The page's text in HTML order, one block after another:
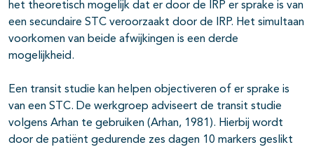
het theoretisch mogelijk dat er door de IRP er sprake is van
een secundaire STC veroorzaakt door de IRP. Het simultaan
voorkomen van beide afwijkingen is een derde
mogelijkheid.
Een transit studie kan helpen objectiveren of er sprake is
van een STC. De werkgroep adviseert de transit studie
volgens Arhan te gebruiken (Arhan, 1981). Hierbij wordt
door de patiënt gedurende zes dagen 10 markers geslikt